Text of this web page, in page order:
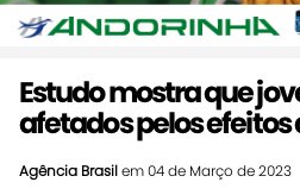
Estudo mostra que
afetados pelos
Agência Brasilem 04 de Março de 2023